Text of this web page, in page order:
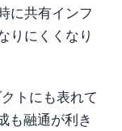
に共有インフ
りにくくなり
トにも表れて
も融通が利き